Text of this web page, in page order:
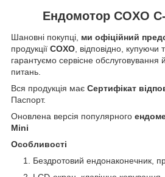
Ендомотор COXO
Шановні покупці, ми офіційний
продукції COXO, відповідно, купуючи
гарантуємо сервісне обслуговування
питань.
Вся продукція має Сертифікат
Паспорт.
Оновлена версія популярного
Mini
Особливості
Бездротовий ендонаконечник,